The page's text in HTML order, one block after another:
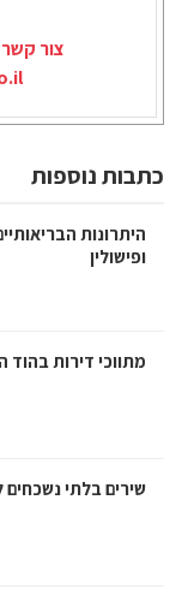
צור
כתבות נוספות
היתרונות
ופישולין
מתווכי דירות בהוד
שירים בלתי